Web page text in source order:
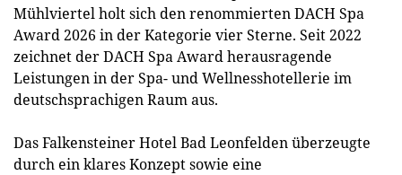
Mühlviertel holt sich den renommierten DACH Spa
Award 2026 in der Kategorie vier Sterne. Seit 2022
zeichnet der DACH Spa Award herausragende
Leistungen in der Spa- und Wellnesshotellerie im
deutschsprachigen Raum aus.
Das Falkensteiner Hotel Bad Leonfelden überzeugte
durch ein klares Konzept sowie eine